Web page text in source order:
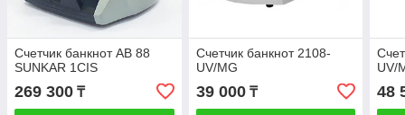
Счетчик банкнот AB 88
SUNKAR 1CIS
269 300 ₸
Счетчик банкнот 2108-
UV/MG
39 000₸
UV/
48